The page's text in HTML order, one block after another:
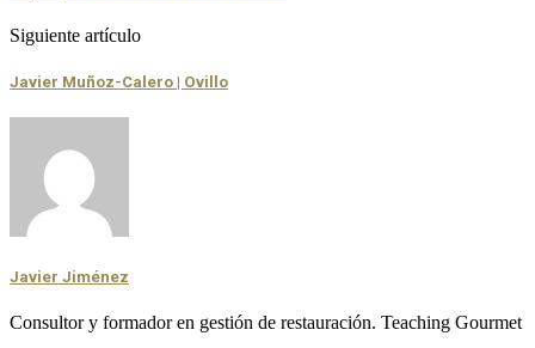
Siguiente artículo
Javier Muñoz-Calero | Ovillo
Javier Jiménez
Consultor y formador en gestión de restauración. Teaching Gourmet